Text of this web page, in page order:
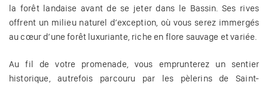
la forêt landaise avant de se jeter dans le Bassin. Ses rives
offrent un milieu naturel d’exception, où vous serez immergés
au cœur d’une forêt luxuriante, riche en flore sauvage et variée.
Au fil de votre promenade, vous emprunterez un sentier
historique, autrefois parcouru par les pèlerins de Saint-